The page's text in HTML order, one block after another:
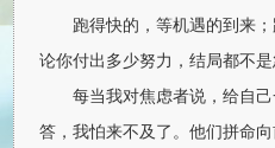
跑得快的，等机遇的到来
论你付出多少努力，结局都不
每当我对焦虑者说，给自
答，我怕来不及了。他们拼命